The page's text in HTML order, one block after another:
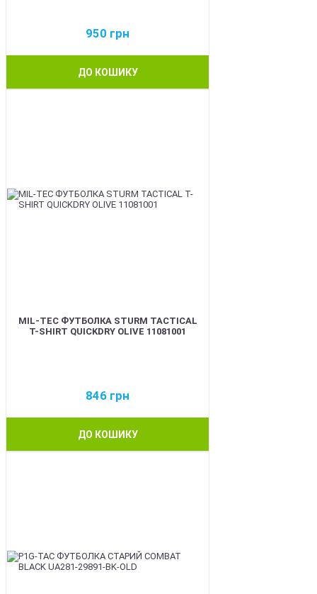
950 грн
ДО КОШИКУ
MIL-TEC ФУТБОЛКА STURM TACTICAL
T-SHIRT QUICKDRY OLIVE 11081001
846 грн
ДО КОШИКУ